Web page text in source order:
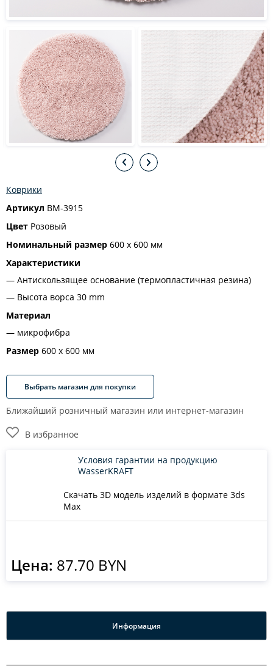
Коврики
Артикул BM-3915
Цвет Розовый
Номинальный размер 600 х 600 мм
Характеристики
Антискользящее основание (термопластичная резина)
Высота ворса 30 mm
Материал
микрофибра
Размер 600 х 600 мм
Выбрать магазин для покупки
Ближайший розничный магазин или интернет-магазин
В избранное
Скачать 3D модель изделий в формате 3ds
Max
Условия гарантии на продукцию
WasserKRAFT
Цена: 87.70 BYN
Информация